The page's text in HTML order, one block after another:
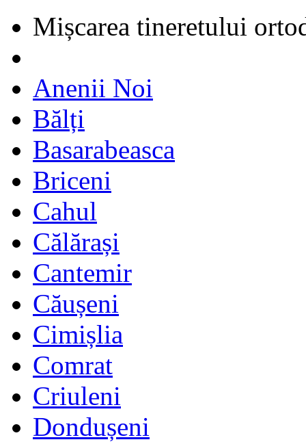
Mișcarea tineretului
Anenii Noi
Bălți
Basarabeasca
Briceni
Cahul
Călărași
Cantemir
Căușeni
Cimișlia
Comrat
Criuleni
Dondușeni